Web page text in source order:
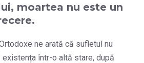
moartea nu este un
ne arată că sufletul nu
într-o altă stare, după